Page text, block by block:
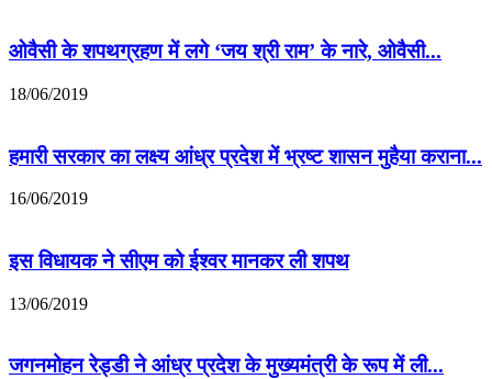
ओवैसी के शपथग्रहण में लगे ‘जय श्री राम’ के नारे, ओवैसी...
18/06/2019
हमारी सरकार का लक्ष्य आंध्र प्रदेश में भ्रष्ट शासन मुहैया कराना...
16/06/2019
इस विधायक ने सीएम को ईश्वर मानकर ली शपथ
13/06/2019
जगनमोहन रेड्डी ने आंध्र प्रदेश के मुख्यमंत्री के रूप में ली...